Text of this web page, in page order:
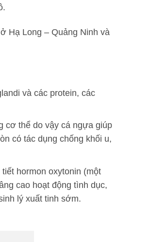
Hạ Long – Quảng Ninh và
và các protein, các
cơ thể do vậy cá ngựa giúp
có tác dụng chống khối u,
hormon oxytonin (một
cao hoạt động tình dục,
lý xuất tinh sớm.